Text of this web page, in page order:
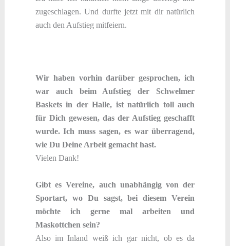
zugeschlagen. Und durfte jetzt mit dir natürlich
auch den Aufstieg mitfeiern.
Wir haben vorhin darüber gesprochen, ich
war auch beim Aufstieg der Schwelmer
Baskets in der Halle, ist natürlich toll auch
für Dich gewesen, das der Aufstieg geschafft
wurde. Ich muss sagen, es war überragend,
wie Du Deine Arbeit gemacht hast.
Vielen Dank!
Gibt es Vereine, auch unabhängig von der
Sportart, wo Du sagst, bei diesem Verein
möchte ich gerne mal arbeiten und
Maskottchen sein?
Also im Inland weiß ich gar nicht, ob es da